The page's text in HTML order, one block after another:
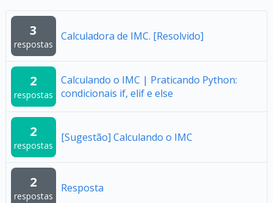
3
respostas
Calculadora de IMC. [Resolvido]
2
respostas
Calculando o IMC | Praticando Python:
condicionais if, elif e else
2
respostas
[Sugestão] Calculando o IMC
2
respostas
Resposta